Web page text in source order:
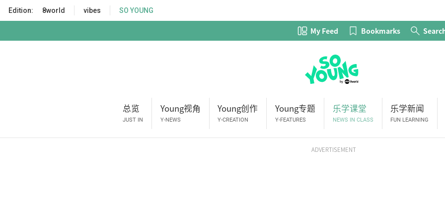
p
Edition: 8world vibes SO YOUNG
My Feed Bookmarks
总览
JUST IN
Young视角
Y-NEWS
Young创作
Y-CREATION
Young专题
Y-FEATURES
乐学课堂
NEWS IN CLASS
乐学新闻
FUN LEARNING
ADVERTISEMENT